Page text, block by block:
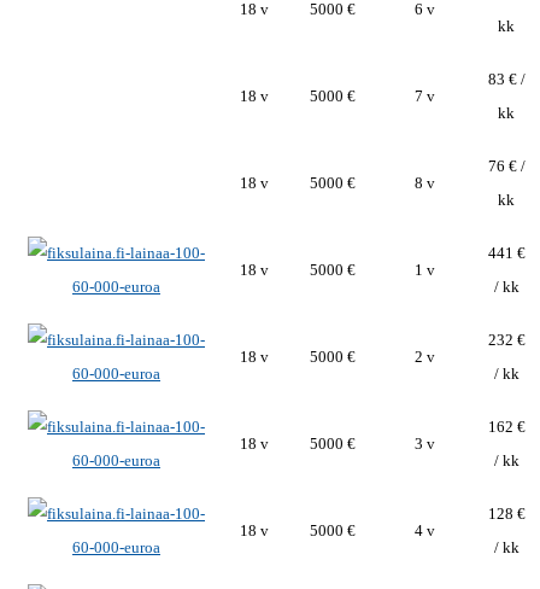
18 v 5000 € 6 v
kk
18 v 5000 € 7 v
83 € /
kk
18 v 5000 € 8 v
76 € /
kk
18 v 5000 € 1 v
441 €
/ kk
18 v 5000 € 2 v
232 €
/ kk
18 v 5000 € 3 v
162 €
/ kk
18 v 5000 € 4 v
128 €
/ kk